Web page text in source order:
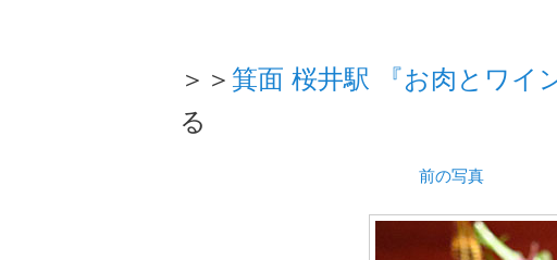
＞＞ 箕面 桜井駅 『お肉とワイ
る
前の写真